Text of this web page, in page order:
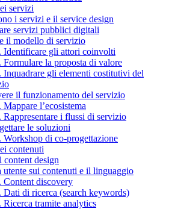
servizi
i servizi e il service design
servizi pubblici digitali
il modello di servizio
Identificare gli attori coinvolti
Formulare la proposta di valore
Inquadrare gli elementi costitutivi del
il funzionamento del servizio
Mappare l’ecosistema
Rappresentare i flussi di servizio
le soluzioni
Workshop di co-progettazione
contenuti
content design
utente sui contenuti e il linguaggio
Content discovery
Dati di ricerca (search keywords)
Ricerca tramite analytics